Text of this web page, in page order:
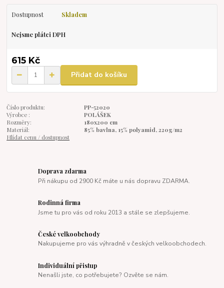
Dostupnost Skladem
Nejsme plátci DPH
615 Kč
Přidat do košíku
Číslo produktu:
PP-52020
Výrobce :
POLÁŠEK
Rozměry:
180x200 cm
Materiál:
85% bavlna, 15% polyamid, 220g/m2
Hlídat cenu / dostupnost
Doprava zdarma
Při nákupu od 2900 Kč máte u nás dopravu ZDARMA.
Rodinná firma
Jsme tu pro vás od roku 2013 a stále se zlepšujeme.
České velkoobchody
Nakupujeme pro vás výhradně v českých velkoobchodech.
Individuální přistup
Nenašli jste, co potřebujete? Ozvěte se nám.